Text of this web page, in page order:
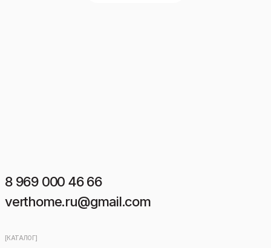
[КАТАЛОГ]
8 969 000 46 66
verthome.ru@gmail.com